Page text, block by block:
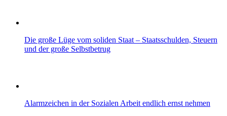
Die große Lüge vom soliden Staat – Staatsschulden, Steuern
und der große Selbstbetrug
Alarmzeichen in der Sozialen Arbeit endlich ernst nehmen